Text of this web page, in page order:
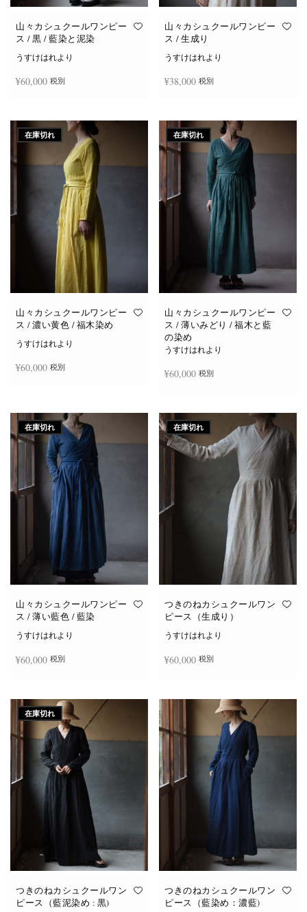
山々カシュクールワンピー
ス / 黒 / 藍染と泥染
うすけはれより
¥60,000 税別
山々カシュクールワンピー
ス / 生成り
うすけはれより
¥38,000 税別
在庫切れ
山々カシュクールワンピー
ス / 濃い黄色 / 福木染め
うすけはれより
¥60,000 税別
在庫切れ
山々カシュクールワンピー
ス / 薄いみどり / 福木と藍
の染め
うすけはれより
¥60,000 税別
在庫切れ
山々カシュクールワンピー
ス / 薄い藍色 / 藍染
うすけはれより
¥60,000 税別
在庫切れ
つきのねカシュクールワン
ピース（生成り）
うすけはれより
¥60,000 税別
在庫切れ
つきのねカシュクールワン
ピース（藍泥染め : 黒)
つきのねカシュクールワン
ピース（藍染め：濃藍)